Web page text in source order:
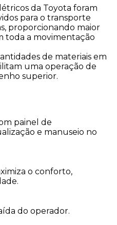
da Toyota foram
para o transporte
proporcionando maior
toda a movimentação
de materiais em
uma operação de
superior.
painel de
e manuseio no
o conforto,
do operador.